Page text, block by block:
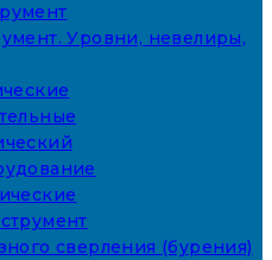
Уровни, невелиры,
сверления (бурения)